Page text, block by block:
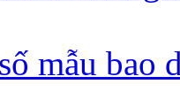
mẫu bao